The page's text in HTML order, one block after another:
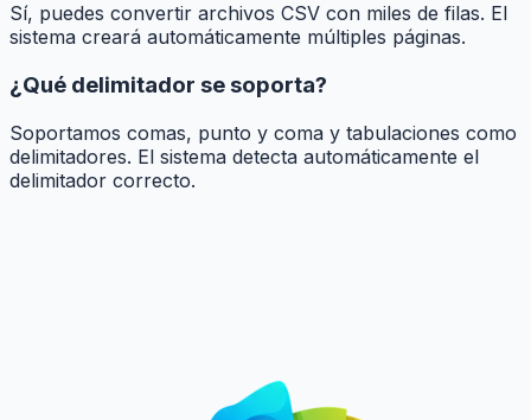
Sí, puedes convertir archivos CSV con miles de filas. El
sistema creará automáticamente múltiples páginas.
¿Qué delimitador se soporta?
Soportamos comas, punto y coma y tabulaciones como
delimitadores. El sistema detecta automáticamente el
delimitador correcto.